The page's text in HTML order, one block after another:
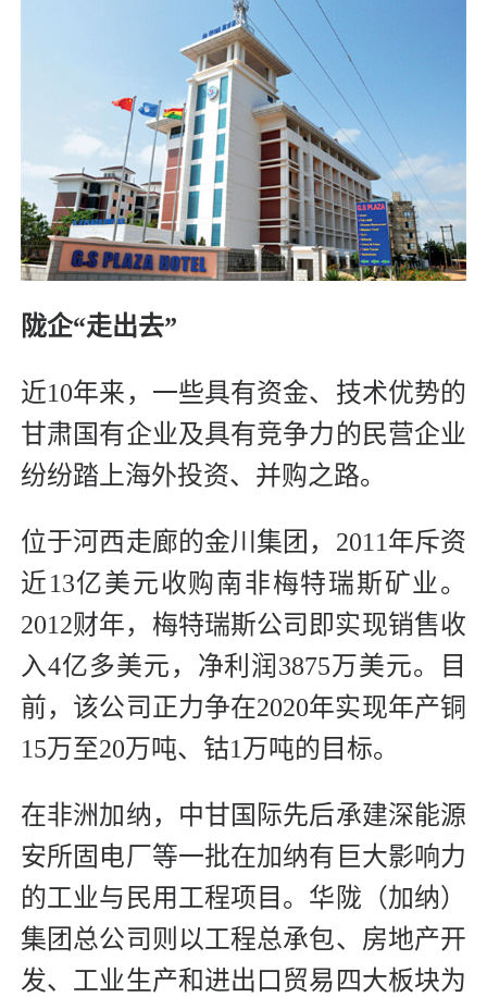
陇企“走出去”
近10年来，一些具有资金、技术优势的
甘肃国有企业及具有竞争力的民营企业
纷纷踏上海外投资、并购之路。
位于河西走廊的金川集团，2011年斥资
近13亿美元收购南非梅特瑞斯矿业。
2012财年，梅特瑞斯公司即实现销售收
入4亿多美元，净利润3875万美元。目
前，该公司正力争在2020年实现年产铜
15万至20万吨、钴1万吨的目标。
在非洲加纳，中甘国际先后承建深能源
安所固电厂等一批在加纳有巨大影响力
的工业与民用工程项目。华陇（加纳）
集团总公司则以工程总承包、房地产开
发、工业生产和进出口贸易四大板块为